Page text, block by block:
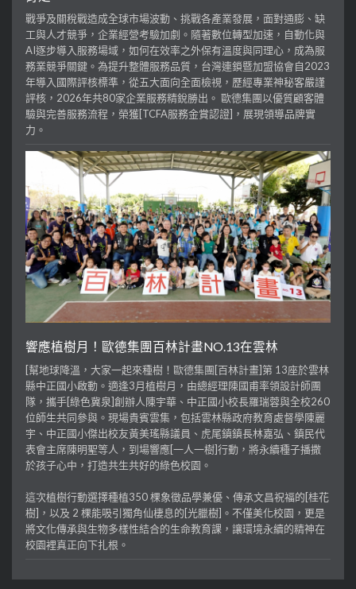
戰爭及關稅戰造成全球市場波動、挑戰各產業發展，面對通膨、缺
工與人才競爭，企業經營考驗加劇。隨著數位轉型加速，自動化與
AI逐步導入服務場域，如何在效率之外保有溫度與同理心，成為服
務業競爭關鍵。為提升整體服務品質，台灣連鎖暨加盟協會自2023
年導入國際評核標準，從五大面向全面檢視，歷經專業神秘客嚴謹
評核，2026年共80家企業服務精銳勝出。 歐德集團以優質顧客體
驗與完善服務流程，榮獲[TCFA服務金賞認證]，展現領導品牌實
力。
響應植樹月！歐德集團百林計畫NO.13在雲林
[幫地球降溫，大家一起來種樹！歐德集團[百林計畫]第 13座於雲林
縣中正國小啟動。適逢3月植樹月，由總經理陳國甫率領設計師團
隊，攜手[綠色冀泉]創辦人陳宇華、中正國小校長羅瑞蓉與全校260
位師生共同參與。現場貴賓雲集，包括雲林縣政府教育處督學陳麗
宇、中正國小傑出校友黃美瑤縣議員、虎尾鎮鎮長林嘉弘、鎮民代
表會主席陳明聖等人，到場響應[一人一樹]行動，將永續種子播撒
於孩子心中，打造共生共好的綠色校園。
這次植樹行動選擇種植350 棵象徵品學兼優、傳承文昌祝福的[桂花
樹]，以及 2 棵能吸引獨角仙棲息的[光臘樹]。不僅美化校園，更是
將文化傳承與生物多樣性結合的生命教育課，讓環境永續的精神在
校園裡真正向下扎根。